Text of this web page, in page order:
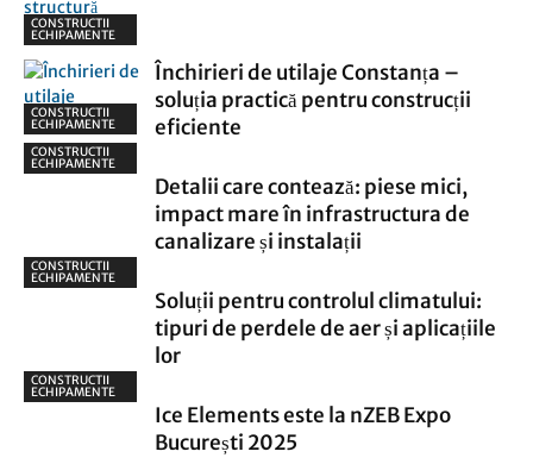
CONSTRUCTII
ECHIPAMENTE
CONSTRUCTII
ECHIPAMENTE
Închirieri de utilaje Constanța –
soluția practică pentru construcții
eficiente
CONSTRUCTII
ECHIPAMENTE
Detalii care contează: piese mici,
impact mare în infrastructura de
canalizare și instalații
CONSTRUCTII
ECHIPAMENTE
Soluții pentru controlul climatului:
tipuri de perdele de aer și aplicațiile
lor
CONSTRUCTII
ECHIPAMENTE
Ice Elements este la nZEB Expo
București 2025